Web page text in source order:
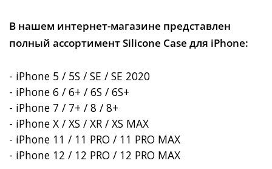
В нашем интернет-магазине представлен
полный ассортимент Silicone Case для iPhone:
- iPhone 5 / 5S / SE / SE 2020
- iPhone 6 / 6+ / 6S / 6S+
- iPhone 7 / 7+ / 8 / 8+
- iPhone X / XS / XR / XS MAX
- iPhone 11 / 11 PRO / 11 PRO MAX
- iPhone 12 / 12 PRO / 12 PRO MAX